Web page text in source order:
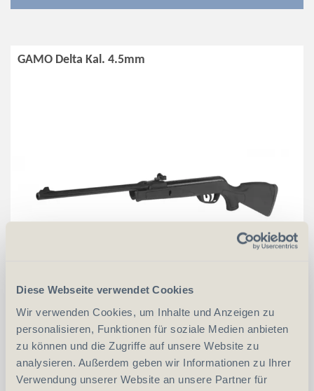
Diese Webseite verwendet Cookies
Wir verwenden Cookies, um Inhalte und Anzeigen zu
personalisieren, Funktionen für soziale Medien anbieten
zu können und die Zugriffe auf unsere Website zu
analysieren. Außerdem geben wir Informationen zu Ihrer
Verwendung unserer Website an unsere Partner für
GAMO Delta Kal. 4.5mm
CHF 129.00
in den Warenkorb